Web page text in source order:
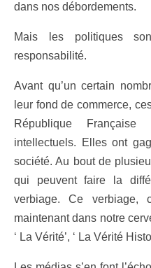
dans nos débordements.
Mais les politiques
responsabilité.
Avant qu’un certain
leur fond de commerce,
République
intellectuels. Elles ont
société. Au bout de
qui peuvent faire la
verbiage. Ce verbiage,
maintenant dans notre
‘ La Vérité’, ‘ La Vérité